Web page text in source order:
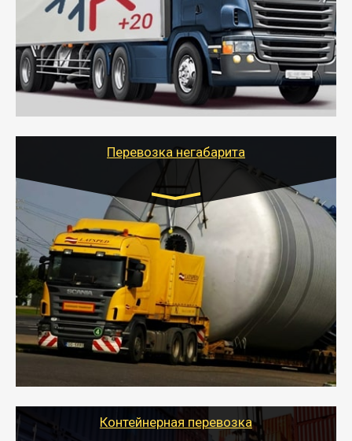
- Рефрижераторные перевозки грузов с
соблюдением температурного режима, работающим
термописцем, санитарной обработкой кузова и мед.
книжкой у водителя.
- Тайгер Логистик поможет быстро перевезти
скоропортящиеся продукты в любой город России с
Перевозка негабарита
Цена за км. Рассчитывается
индивидуально
- Перевозка техники и негабаритных грузов
осуществляется после получения разрешения на
перевозку (обычно 7-14 дней).
- Тайгер Логистик в короткие сроки поможет вам
качественно и безопасно перевезти негабаритные
грузы по всей России тралом, манипулятором и
другим транспортом и подобрать оптимальный
Контейнерная перевозка